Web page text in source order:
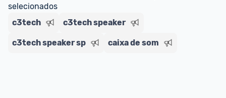
selecionados
c3tech
c3tech speaker
c3tech speaker sp caixa de som